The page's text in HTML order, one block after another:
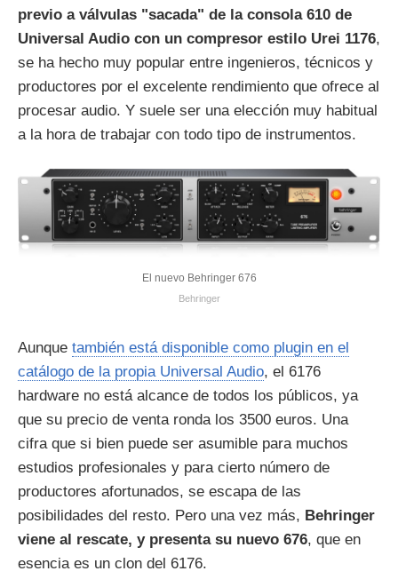
previo a válvulas "sacada" de la consola 610 de
Universal Audio con un compresor estilo Urei 1176,
se ha hecho muy popular entre ingenieros, técnicos y
productores por el excelente rendimiento que ofrece al
procesar audio. Y suele ser una elección muy habitual
a la hora de trabajar con todo tipo de instrumentos.
El nuevo Behringer 676
Behringer
Aunque también está disponible como plugin en el
catálogo de la propia Universal Audio, el 6176
hardware no está alcance de todos los públicos, ya
que su precio de venta ronda los 3500 euros. Una
cifra que si bien puede ser asumible para muchos
estudios profesionales y para cierto número de
productores afortunados, se escapa de las
posibilidades del resto. Pero una vez más, Behringer
viene al rescate, y presenta su nuevo 676, que en
esencia es un clon del 6176.